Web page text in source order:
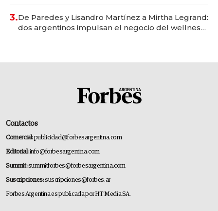
3.De Paredes y Lisandro Martínez a Mirtha Legrand:
dos argentinos impulsan el negocio del wellness
Contactos
Comercial:publicidad@forbesargentina.com
Editorial:info@forbesargentina.com
Summit:summitforbes@forbesargentina.com
Suscripciones:suscripciones@forbes.ar
Forbes Argentina es publicada por HT Media SA.